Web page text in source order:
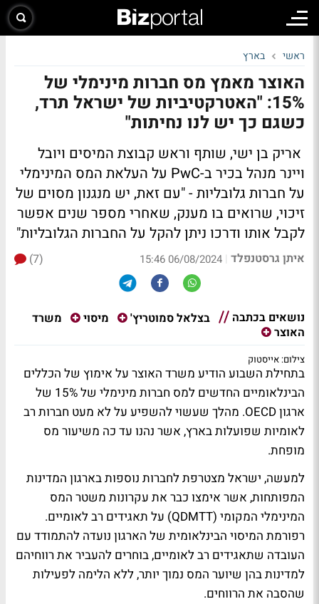
ראשי בארץ
האוצר מאמץ מס חברות מינימלי של
15%: "האטרקטיביות של ישראל תרד,
כשגם כך יש לנו נחיתות"
אריק בן ישי, שותף וראש קבוצת המיסים ויובל
ויינר מנהל בכיר ב-PwC על העלאת המס המינימלי
על חברות גלובליות - "עם זאת, יש מנגנון מסוים של
זיכוי, שרואים בו מענק, שאחרי מספר שנים אפשר
לקבל אותו ודרכו ניתן להקל על החברות הגלובליות"
איתן גרסטנפלד |
06/08/2024 15:46
(7)
נושאים בכתבה בצלאל סמוטריץ' מיסוי
משרד
האוצר
צילום: אייסטוק
בתחילת השבוע הודיע משרד האוצר על אימוץ של הכללים
הבינלאומיים החדשים למס חברות מינימלי של 15% של
ארגון OECD. מהלך שעשוי להשפיע על לא מעט חברות רב
לאומיות שפועלות בארץ, אשר נהנו עד כה משיעור מס
מופחת.
למעשה, ישראל מצטרפת לחברות נוספות בארגון המדינות
המפותחות, אשר אימצו כבר את עקרונות משטר המס
המינימלי המקומי (QDMTT) על תאגידים רב לאומיים.
רפורמת המיסוי הבינלאומית של הארגון נועדה להתמודד עם
העובדה שתאגידים רב לאומיים, בוחרים להעביר את רווחיהם
למדינות בהן שיוער המס נמוך יותר, ללא הלימה לפעילות
שהסבה את הרווחים.